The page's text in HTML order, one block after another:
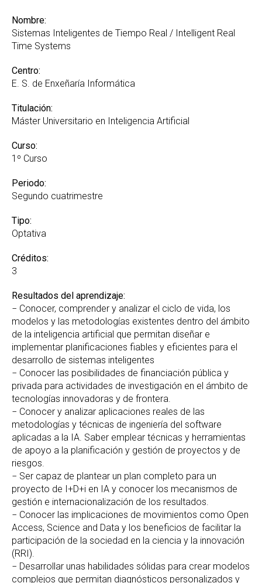
Nombre:
Sistemas Inteligentes de Tiempo Real / Intelligent Real
Time Systems
Centro:
E. S. de Enxeñaría Informática
Titulación:
Máster Universitario en Inteligencia Artificial
Curso:
1º Curso
Periodo:
Segundo cuatrimestre
Tipo:
Optativa
Créditos:
3
Resultados del aprendizaje:
− Conocer, comprender y analizar el ciclo de vida, los
modelos y las metodologías existentes dentro del ámbito
de la inteligencia artificial que permitan diseñar e
implementar planificaciones fiables y eficientes para el
desarrollo de sistemas inteligentes
− Conocer las posibilidades de financiación pública y
privada para actividades de investigación en el ámbito de
tecnologías innovadoras y de frontera.
− Conocer y analizar aplicaciones reales de las
metodologías y técnicas de ingeniería del software
aplicadas a la IA. Saber emplear técnicas y herramientas
de apoyo a la planificación y gestión de proyectos y de
riesgos.
− Ser capaz de plantear un plan completo para un
proyecto de I+D+i en IA y conocer los mecanismos de
gestión e internacionalización de los resultados.
− Conocer las implicaciones de movimientos como Open
Access, Science and Data y los beneficios de facilitar la
participación de la sociedad en la ciencia y la innovación
(RRI).
− Desarrollar unas habilidades sólidas para crear modelos
complejos que permitan diagnósticos personalizados y